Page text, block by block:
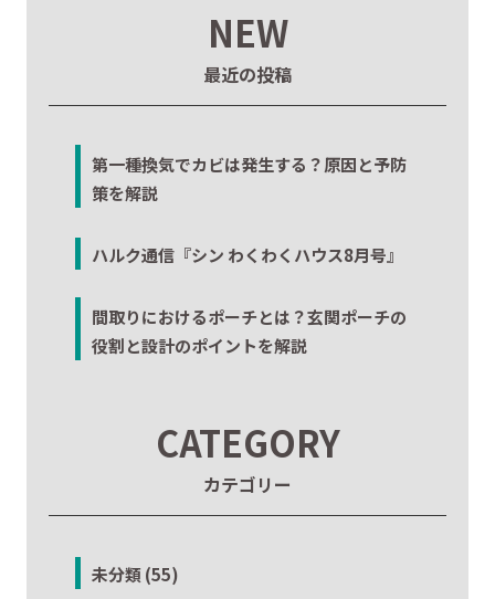
NEW
最近の投稿
第一種換気でカビは発生する？原因と予防
策を解説
ハルク通信『シン わくわくハウス8月号』
間取りにおけるポーチとは？玄関ポーチの
役割と設計のポイントを解説
CATEGORY
カテゴリー
未分類 (55)